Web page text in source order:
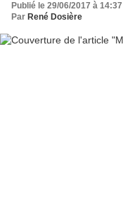
Publié le 29/06/2017 à 14:37
Par René Dosière